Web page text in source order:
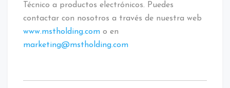
Técnico a productos electrónicos. Puedes
contactar con nosotros a través de nuestra web
www.mstholding.com o en
marketing@mstholding.com
atención